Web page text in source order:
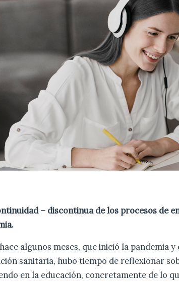
– discontinua de los procesos de
algunos meses, que inició la pandemia
sanitaria, hubo tiempo de reflexionar
en la educación, concretamente de lo